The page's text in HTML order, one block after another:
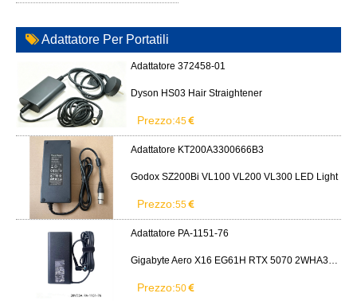
Adattatore Per Portatili
Adattatore 372458-01
Dyson HS03 Hair Straightener
Prezzo:45
Adattatore KT200A3300666B3
Godox SZ200Bi VL100 VL200 VL300 LED Light
Prezzo:55
Adattatore PA-1151-76
Gigabyte Aero X16 EG61H RTX 5070 2WHA3USC64AH LITEON PA-1151-76 150W adapter
Prezzo:50